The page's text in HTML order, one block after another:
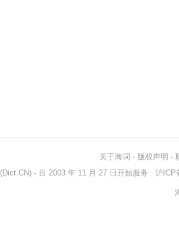
关于海词 - 版权声明 -
(Dict.CN) - 自 2003 年 11 月 27 日开始服务 沪ICP